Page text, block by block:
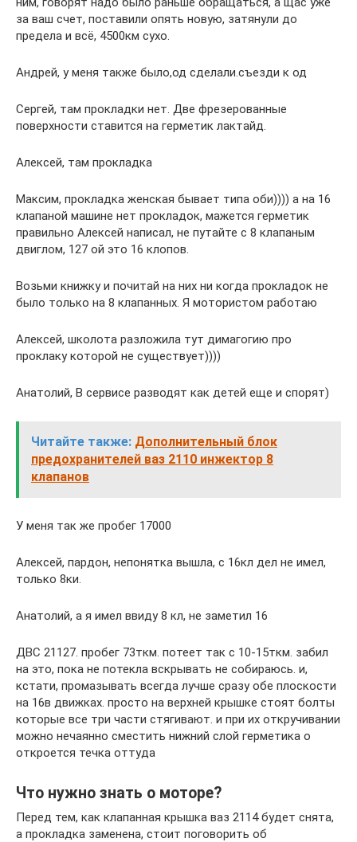
за ваш счет, поставили опять новую, затянули до
предела и всё, 4500км сухо.
Андрей, у меня также было,од сделали.съезди к од
Сергей, там прокладки нет. Две фрезерованные
поверхности ставится на герметик лактайд.
Алексей, там прокладка
Максим, прокладка женская бывает типа оби)))) а на 16
клапаной машине нет прокладок, мажется герметик
правильно Алексей написал, не путайте с 8 клапаным
двиглом, 127 ой это 16 клопов.
Возьми книжку и почитай на них ни когда прокладок не
было только на 8 клапанных. Я мотористом работаю
Алексей, школота разложила тут димагогию про
проклаку которой не существует))))
Анатолий, В сервисе разводят как детей еще и спорят)
Читайте также: Дополнительный блок
предохранителей ваз 2110 инжектор 8
клапанов
У меня так же пробег 17000
Алексей, пардон, непонятка вышла, с 16кл дел не имел,
только 8ки.
Анатолий, а я имел ввиду 8 кл, не заметил 16
ДВС 21127. пробег 73ткм. потеет так с 10-15ткм. забил
на это, пока не потекла вскрывать не собираюсь. и,
кстати, промазывать всегда лучше сразу обе плоскости
на 16в движках. просто на верхней крышке стоят болты
которые все три части стягивают. и при их откручивании
можно нечаянно сместить нижний слой герметика о
откроется течка оттуда
Что нужно знать о моторе?
Перед тем, как клапанная крышка ваз 2114 будет снята,
а прокладка заменена, стоит поговорить об